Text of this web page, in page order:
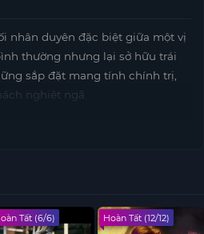
nhân duyên đặc biệt giữa một vị
thường nhưng lại sở hữu trái
sắp đặt mang tính chính trị,
nghiệt ngã.
trong lựa chọn của mình.
Hạ Và Phu Nhân Kamduang
nhận câu chuyện tình yêu đầy
Tất (6/6) Hoàn Tất (12/12)